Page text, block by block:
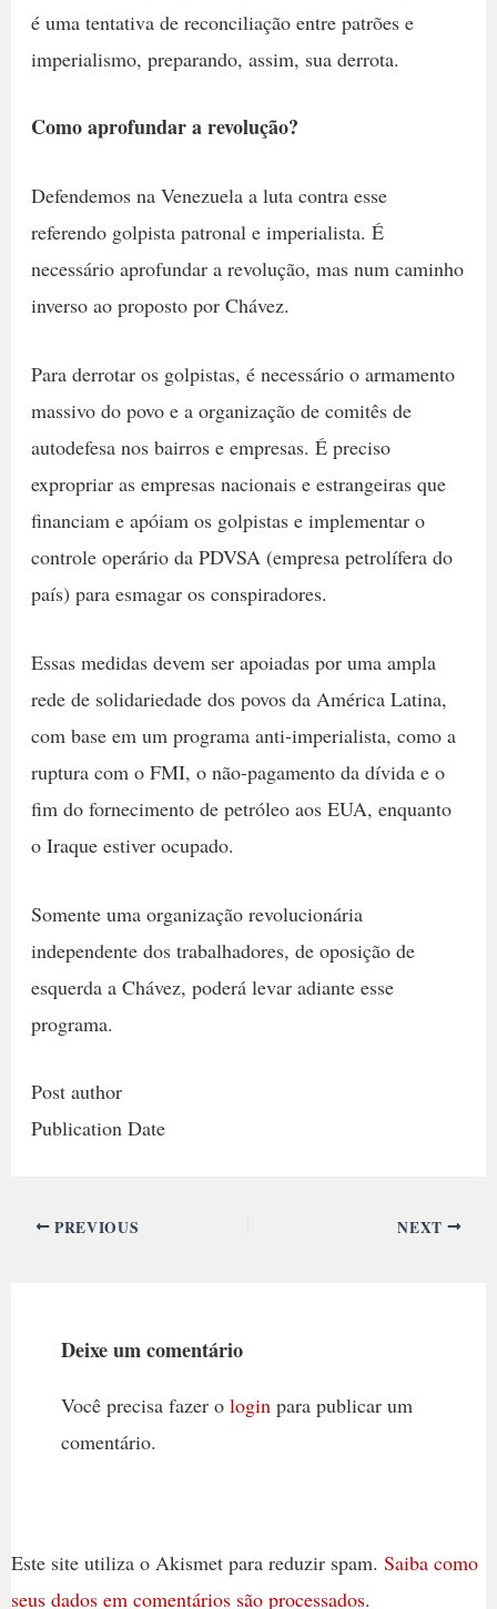
é uma tentativa de reconciliação entre patrões e
imperialismo, preparando, assim, sua derrota.
Como aprofundar a revolução?
Defendemos na Venezuela a luta contra esse
referendo golpista patronal e imperialista. É
necessário aprofundar a revolução, mas num caminho
inverso ao proposto por Chávez.
Para derrotar os golpistas, é necessário o armamento
massivo do povo e a organização de comitês de
autodefesa nos bairros e empresas. É preciso
expropriar as empresas nacionais e estrangeiras que
financiam e apóiam os golpistas e implementar o
controle operário da PDVSA (empresa petrolífera do
país) para esmagar os conspiradores.
Essas medidas devem ser apoiadas por uma ampla
rede de solidariedade dos povos da América Latina,
com base em um programa anti-imperialista, como a
ruptura com o FMI, o não-pagamento da dívida e o
fim do fornecimento de petróleo aos EUA, enquanto
o Iraque estiver ocupado.
Somente uma organização revolucionária
independente dos trabalhadores, de oposição de
esquerda a Chávez, poderá levar adiante esse
programa.
Post author
Publication Date
PREVIOUS NEXT
Deixe um comentário
Você precisa fazer o login para publicar um
comentário.
Este site utiliza o Akismet para reduzir spam. Saiba como
seus dados em comentários são processados.